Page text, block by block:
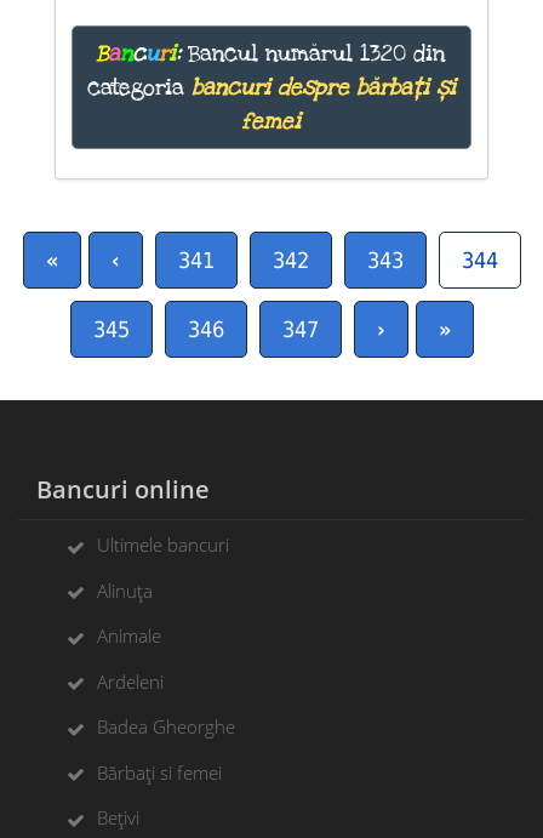
Bancuri:Bancul numărul 1320 din
categoria bancuri despre bărbați și
femei
« ‹ 341 342 343 344
345 346 347 › »
Bancuri online
Ultimele bancuri
Alinuța
Animale
Ardeleni
Badea Gheorghe
Bărbați si femei
Bețivi